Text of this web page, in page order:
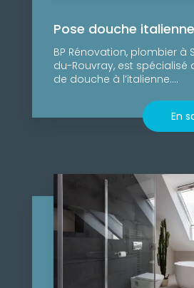
Pose douche italienne
BP Rénovation, plombier à
du-Rouvray, est spécialisé
de douche à l’italienne....
En